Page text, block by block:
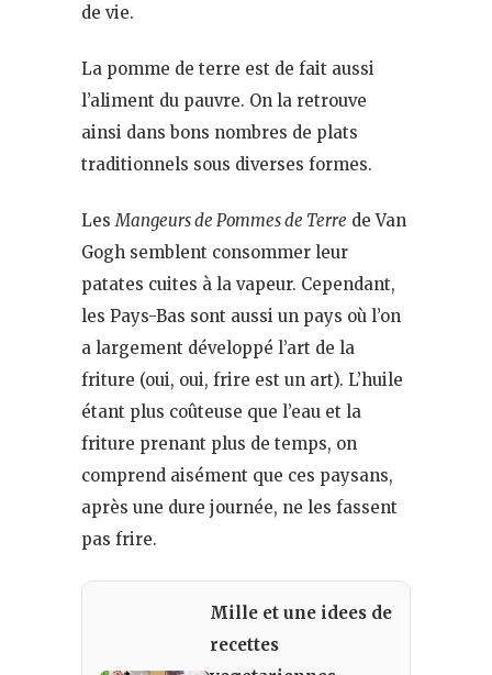
de vie.
La pomme de terre est de fait aussi
l’aliment du pauvre. On la retrouve
ainsi dans bons nombres de plats
traditionnels sous diverses formes.
LesMangeurs de Pommes de Terre de Van
Gogh semblent consommer leur
patates cuites à la vapeur. Cependant,
les Pays-Bas sont aussi un pays où l’on
a largement développé l’art de la
friture (oui, oui, frire est un art). L’huile
étant plus coûteuse que l’eau et la
friture prenant plus de temps, on
comprend aisément que ces paysans,
après une dure journée, ne les fassent
pas frire.
Mille et une idees de
recettes